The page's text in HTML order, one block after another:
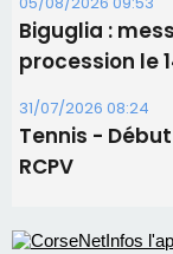
Les plus lus
Satine Nomary
profiter
Éclipse du 12
d'un spectacle
consommation